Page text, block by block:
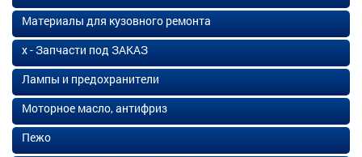
Материалы для кузовного ремонта
х - Запчасти под ЗАКАЗ
Лампы и предохранители
Моторное масло, антифриз
Пежо